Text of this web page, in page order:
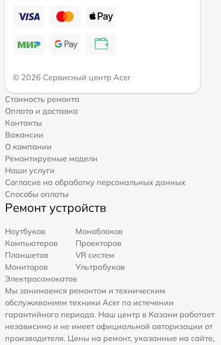
© 2026 Сервисный центр Acer
Стоимость ремонта
Оплата и доставка
Контакты
Вакансии
О компании
Ремонтируемые модели
Наши услуги
Согласие на обработку персональных данных
Способы оплаты
Ремонт устройств
Ноутбуков
Моноблоков
Компьютеров
Проекторов
Планшетов
VR систем
Мониторов
Ультрабуков
Электросамокатов
Мы занимаемся ремонтом и техническим
обслуживанием техники Acer по истечении
гарантийного периода. Наш центр в Казани работает
независимо и не имеет официальной авторизации от
производителя. Цены на ремонт, указанные на сайте,